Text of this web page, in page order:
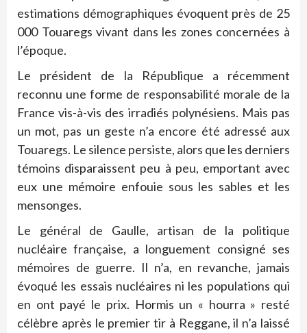
estimations démographiques évoquent près de 25
000 Touaregs vivant dans les zones concernées à
l’époque.
Le président de la République a récemment
reconnu une forme de responsabilité morale de la
France vis-à-vis des irradiés polynésiens. Mais pas
un mot, pas un geste n’a encore été adressé aux
Touaregs. Le silence persiste, alors que les derniers
témoins disparaissent peu à peu, emportant avec
eux une mémoire enfouie sous les sables et les
mensonges.
Le général de Gaulle, artisan de la politique
nucléaire française, a longuement consigné ses
mémoires de guerre. Il n’a, en revanche, jamais
évoqué les essais nucléaires ni les populations qui
en ont payé le prix. Hormis un « hourra » resté
célèbre après le premier tir à Reggane, il n’a laissé